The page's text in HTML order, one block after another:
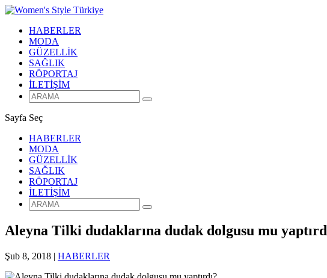
HABERLER
MODA
GÜZELLİK
SAĞLIK
RÖPORTAJ
İLETİŞİM
Sayfa Seç
HABERLER
MODA
GÜZELLİK
SAĞLIK
RÖPORTAJ
İLETİŞİM
Aleyna Tilki dudaklarına dudak dolgusu mu
Şub 8, 2018 | HABERLER